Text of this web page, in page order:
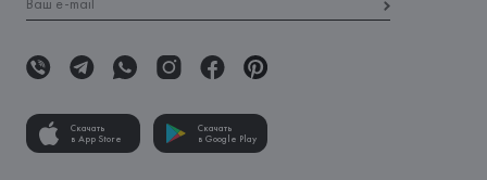
Скачать
в App Store
Скачать
в Google Play